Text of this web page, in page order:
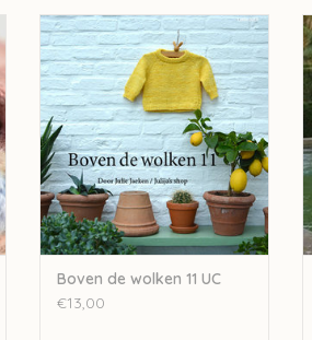
Julija Boven de wolken 11 UC
TOEVOEGEN AAN WINKELWAGEN
Boven de wolken 11 UC
€13,00